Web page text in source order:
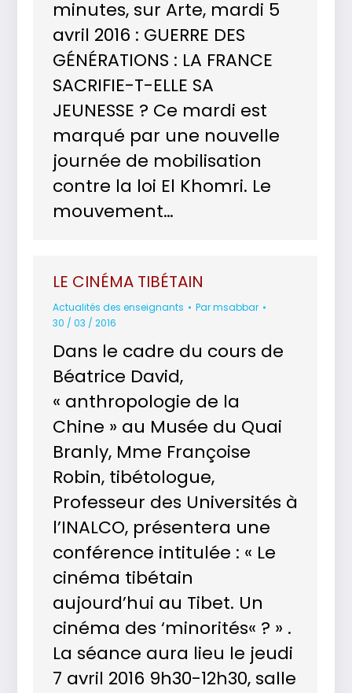
minutes, sur Arte, mardi 5
avril 2016 : GUERRE DES
GÉNÉRATIONS : LA FRANCE
SACRIFIE-T-ELLE SA
JEUNESSE ? Ce mardi est
marqué par une nouvelle
journée de mobilisation
contre la loi El Khomri. Le
mouvement…
LE CINÉMA TIBÉTAIN
Actualités des enseignants Parmsabbar
30 / 03 / 2016
Dans le cadre du cours de
Béatrice David,
« anthropologie de la
Chine » au Musée du Quai
Branly, Mme Françoise
Robin, tibétologue,
Professeur des Universités à
l’INALCO, présentera une
conférence intitulée : « Le
cinéma tibétain
aujourd’hui au Tibet. Un
cinéma des ‘minorités« ? » .
La séance aura lieu le jeudi
7 avril 2016 9h30-12h30, salle